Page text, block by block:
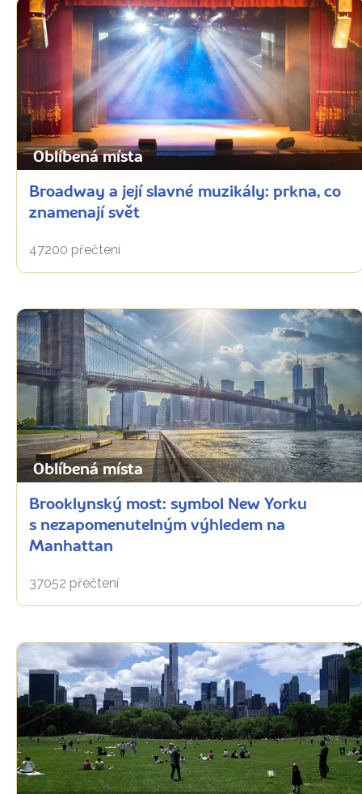
Oblíbená místa
Broadway a její slavné muzikály: prkna, co
znamenají svět
47200 přečtení
Oblíbená místa
Brooklynský most: symbol New Yorku
s nezapomenutelným výhledem na
Manhattan
37052 přečtení